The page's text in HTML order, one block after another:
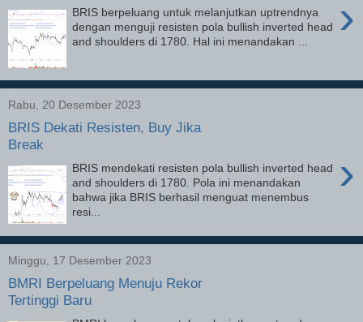
›
BRIS berpeluang untuk melanjutkan uptrendnya
dengan menguji resisten pola bullish inverted head
and shoulders di 1780. Hal ini menandakan ...
Rabu, 20 Desember 2023
BRIS Dekati Resisten, Buy Jika
Break
›
BRIS mendekati resisten pola bullish inverted head
and shoulders di 1780. Pola ini menandakan
bahwa jika BRIS berhasil menguat menembus
resi...
Minggu, 17 Desember 2023
BMRI Berpeluang Menuju Rekor
Tertinggi Baru